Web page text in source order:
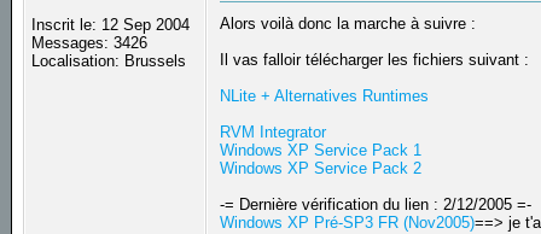
Inscrit le: 12 Sep 2004
Messages: 3426
Localisation: Brussels
Alors voilà donc la marche à suivre :
Il vas falloir télécharger les fichiers suivant :
NLite + Alternatives Runtimes
RVM Integrator
Windows XP Service Pack 1
Windows XP Service Pack 2
-= Dernière vérification du lien : 2/12/2005 =-
Windows XP Pré-SP3 FR (Nov2005)==> je